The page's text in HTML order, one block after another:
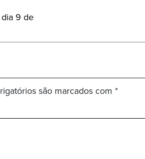
9 de
são marcados com *